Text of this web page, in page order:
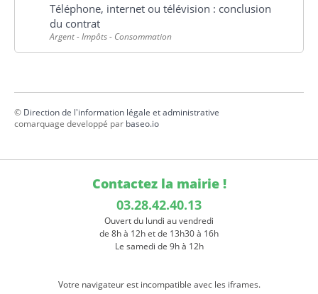
Téléphone, internet ou télévision : conclusion
du contrat
Argent - Impôts - Consommation
© Direction de l'information légale et administrative
comarquage developpé par baseo.io
Contactez la mairie !
03.28.42.40.13
Ouvert du lundi au vendredi
de 8h à 12h et de 13h30 à 16h
Le samedi de 9h à 12h
Votre navigateur est incompatible avec les iframes.